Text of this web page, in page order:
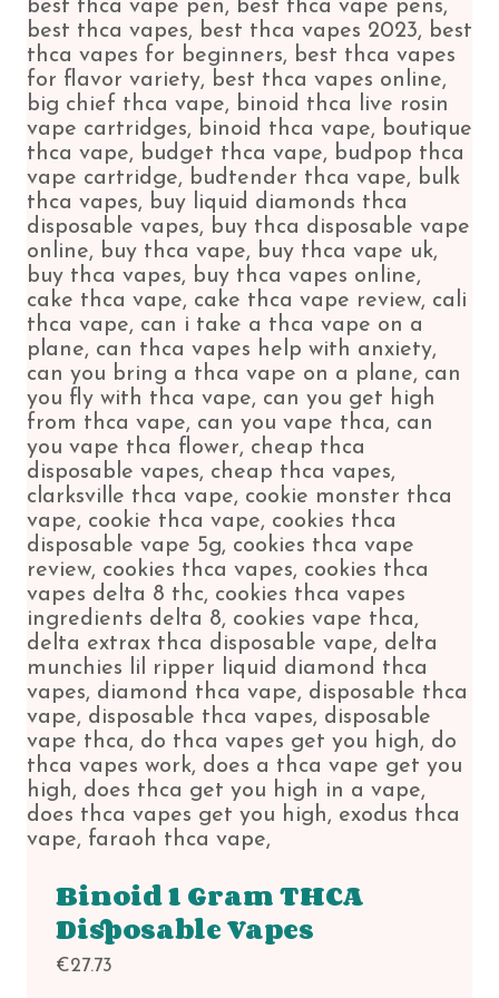
Binoid 1 Gram THCA
Disposable Vapes
€27.73